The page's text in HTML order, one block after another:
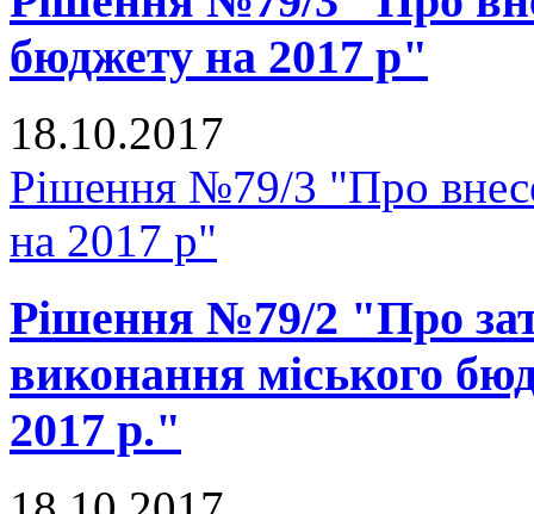
бюджету на 2017 р"
18.10.2017
Рішення №79/3 "Про
на 2017 р"
Рішення №79/2 "Про
виконання міського
2017 р."